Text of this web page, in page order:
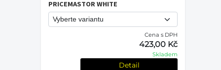
PRICEMASTOR WHITE
Cena s DPH
423,00 Kč
Skladem
Detail